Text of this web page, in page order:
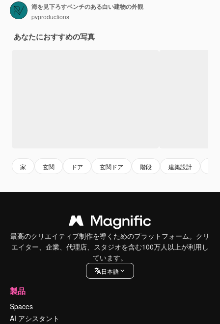
海を見下ろすベンチのある白い建物の外観
pvproductions
あなたにおすすめの写真
家 玄関 ドア 玄関ドア 階段 建築設計
最高のクリエイティブ制作を導くためのプラットフォーム。クリ
エイター、企業、代理店、スタジオを含む100万人以上が利用し
ています。
日本語
製品
Spaces
AI アシスタント